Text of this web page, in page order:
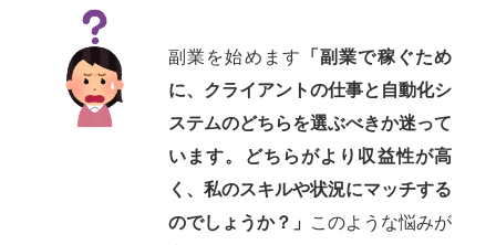
副業を始めます
「副業で稼ぐため
に、クライアントの仕事と自動化シ
ステムのどちらを選ぶべきか迷って
います。どちらがより収益性が高
く、私のスキルや状況にマッチする
のでしょうか？」
このような悩みが